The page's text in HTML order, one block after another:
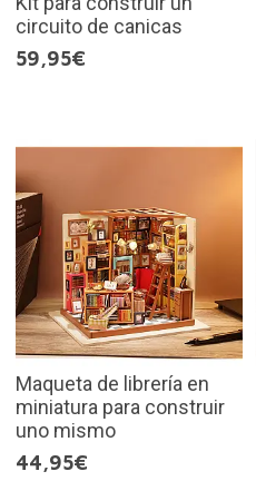
circuito de canicas
59,95€
Maqueta de librería en
miniatura para construir
uno mismo
44,95€